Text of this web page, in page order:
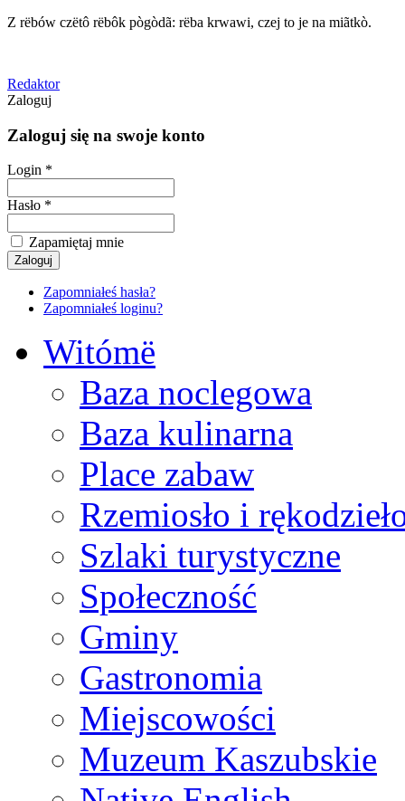
Z rëbów czëtô rëbôk pògòdã: rëba krwawi, czej to je na miãtkò.
Redaktor
Zaloguj
Zaloguj się na swoje konto
Login *
Hasło *
Zapamiętaj mnie
Zapomniałeś hasła?
Zapomniałeś loginu?
Witómë
Baza noclegowa
Baza kulinarna
Place zabaw
Rzemiosło i
Szlaki turystyczne
Społeczność
Gminy
Gastronomia
Miejscowości
Muzeum Kaszubskie